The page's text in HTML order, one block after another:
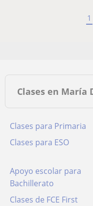
1
Clases en María
Clases para Primaria
Clases para ESO
Apoyo escolar para
Bachillerato
Clases de FCE First